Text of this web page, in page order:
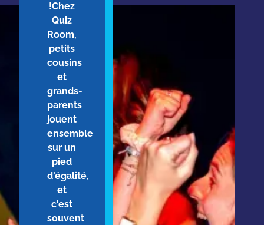
!Chez
Quiz
Room,
petits
cousins
et
grands-
parents
jouent
ensemble
sur un
pied
d'égalité,
et
c'est
souvent